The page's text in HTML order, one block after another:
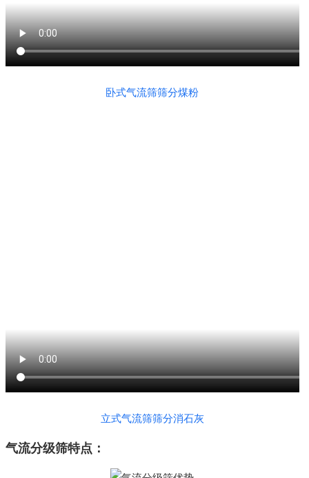
卧式气流筛筛分煤粉
立式气流筛筛分消石灰
气流分级筛特点：